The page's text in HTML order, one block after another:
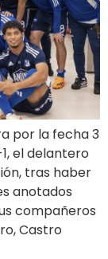
por la fecha 3
el delantero
tras haber
anotados
compañeros
Castro